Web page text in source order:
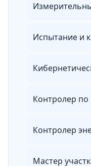
Контролер
Контролер